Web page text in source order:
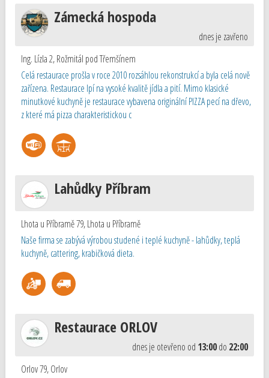
Zámecká hospoda
dnes je zavřeno
Ing. Lízla 2,Rožmitál pod Třemšínem
Celá restaurace prošla v roce 2010 rozsáhlou rekonstrukcí a byla celá nově
zařízena. Restaurace lpí na vysoké kvalitě jídla a pití. Mimo klasické
minutkové kuchyně je restaurace vybavena originální PIZZA pecí na dřevo,
z které má pizza charakteristickou c
Lahůdky Příbram
Lhota u Příbramě 79,Lhota u Příbramě
Naše firma se zabývá výrobou studené i teplé kuchyně - lahůdky, teplá
kuchyně, cattering, krabičková dieta.
Restaurace ORLOV
dnes je otevřeno od 13:00do 22:00
Orlov 79,Orlov